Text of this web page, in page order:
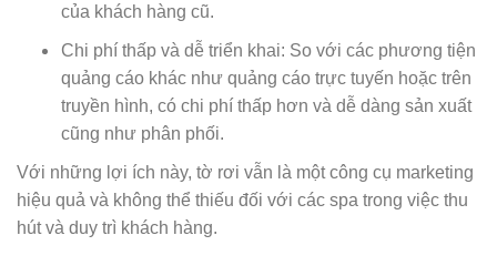
của khách hàng cũ.
Chi phí thấp và dễ triển khai: So với các phương tiện
quảng cáo khác như quảng cáo trực tuyến hoặc trên
truyền hình, có chi phí thấp hơn và dễ dàng sản xuất
cũng như phân phối.
Với những lợi ích này, tờ rơi vẫn là một công cụ marketing
hiệu quả và không thể thiếu đối với các spa trong việc thu
hút và duy trì khách hàng.